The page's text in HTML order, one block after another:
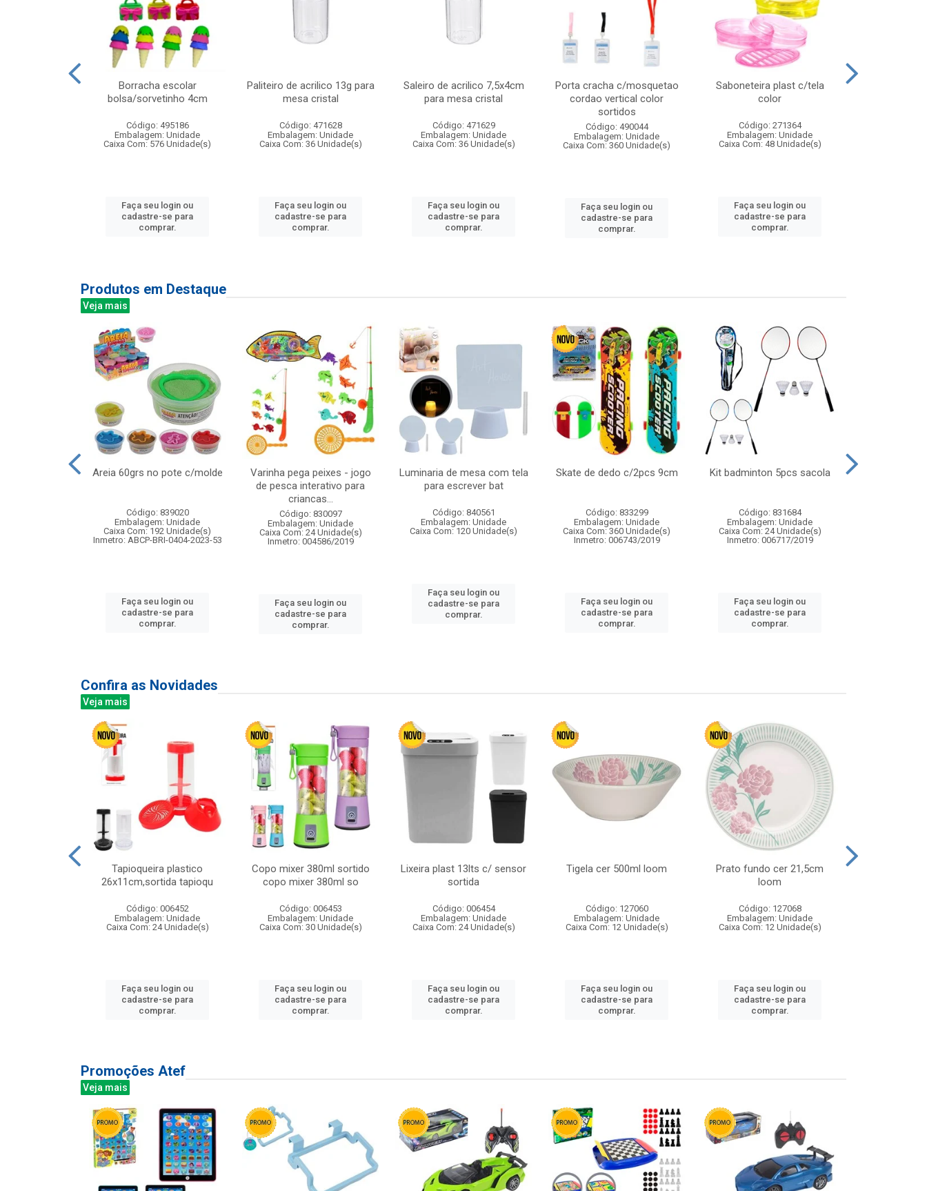
Borracha escolar
bolsa/sorvetinho 4cm
Código: 495186
Embalagem: Unidade
Caixa Com: 576 Unidade(s)
Faça seu login ou
cadastre-se para
comprar.
Paliteiro de acrilico 13g para
mesa cristal
Código: 471628
Embalagem: Unidade
Caixa Com: 36 Unidade(s)
Faça seu login ou
cadastre-se para
comprar.
Saleiro de acrilico 7,5x4cm
para mesa cristal
Código: 471629
Embalagem: Unidade
Caixa Com: 36 Unidade(s)
Faça seu login ou
cadastre-se para
comprar.
Porta cracha c/mosquetao
cordao vertical color
sortidos
Código: 490044
Embalagem: Unidade
Caixa Com: 360 Unidade(s)
Faça seu login ou
cadastre-se para
comprar.
Saboneteira plast c/tela
color
Código: 271364
Embalagem: Unidade
Caixa Com: 48 Unidade(s)
Faça seu login ou
cadastre-se para
comprar.
Produtos em Destaque
Veja mais
Areia 60grs no pote c/molde
Código: 839020
Embalagem: Unidade
Caixa Com: 192 Unidade(s)
Inmetro: ABCP-BRI-0404-2023-53
Faça seu login ou
cadastre-se para
comprar.
Varinha pega peixes - jogo
de pesca interativo para
criancas...
Código: 830097
Embalagem: Unidade
Caixa Com: 24 Unidade(s)
Inmetro: 004586/2019
Faça seu login ou
cadastre-se para
comprar.
Luminaria de mesa com tela
para escrever bat
Código: 840561
Embalagem: Unidade
Caixa Com: 120 Unidade(s)
Faça seu login ou
cadastre-se para
comprar.
Skate de dedo c/2pcs 9cm
Código: 833299
Embalagem: Unidade
Caixa Com: 360 Unidade(s)
Inmetro: 006743/2019
Faça seu login ou
cadastre-se para
comprar.
Kit badminton 5pcs sacola
Código: 831684
Embalagem: Unidade
Caixa Com: 24 Unidade(s)
Inmetro: 006717/2019
Faça seu login ou
cadastre-se para
comprar.
Confira as Novidades
Veja mais
Tapioqueira plastico
26x11cm,sortida tapioqu
Código: 006452
Embalagem: Unidade
Caixa Com: 24 Unidade(s)
Faça seu login ou
cadastre-se para
comprar.
Copo mixer 380ml sortido
copo mixer 380ml so
Código: 006453
Embalagem: Unidade
Caixa Com: 30 Unidade(s)
Faça seu login ou
cadastre-se para
comprar.
Lixeira plast 13lts c/ sensor
sortida
Código: 006454
Embalagem: Unidade
Caixa Com: 24 Unidade(s)
Faça seu login ou
cadastre-se para
comprar.
Tigela cer 500ml loom
Código: 127060
Embalagem: Unidade
Caixa Com: 12 Unidade(s)
Faça seu login ou
cadastre-se para
comprar.
Prato fundo cer 21,5cm
loom
Código: 127068
Embalagem: Unidade
Caixa Com: 12 Unidade(s)
Faça seu login ou
cadastre-se para
comprar.
Promoções Atef
Veja mais